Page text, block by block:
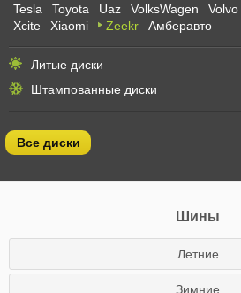
Tesla
Toyota Uaz VolksWagen Volvo
Xcite
Xiaomi Zeekr Амберавто
Литые диски
Штампованные диски
Все диски
Шины
Летние
Зимние